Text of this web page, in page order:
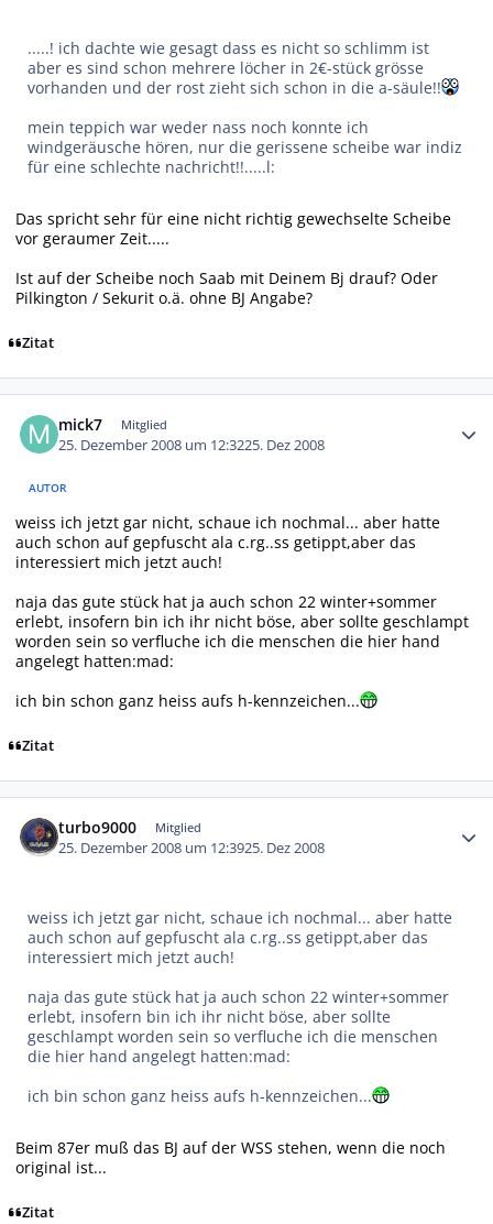
.....! ich dachte wie gesagt dass es nicht so schlimm ist
aber es sind schon mehrere löcher in 2€-stück grösse
vorhanden und der rost zieht sich schon in die a-säule!!
mein teppich war weder nass noch konnte ich
windgeräusche hören, nur die gerissene scheibe war indiz
für eine schlechte nachricht!!.....l:
Das spricht sehr für eine nicht richtig gewechselte Scheibe
vor geraumer Zeit.....
Ist auf der Scheibe noch Saab mit Deinem Bj drauf? Oder
Pilkington / Sekurit o.ä. ohne BJ Angabe?
Zitat
mick7 Mitglied
25. Dezember 2008 um 12:3225. Dez 2008
AUTOR
weiss ich jetzt gar nicht, schaue ich nochmal... aber hatte
auch schon auf gepfuscht ala c.rg..ss getippt,aber das
interessiert mich jetzt auch!
naja das gute stück hat ja auch schon 22 winter+sommer
erlebt, insofern bin ich ihr nicht böse, aber sollte geschlampt
worden sein so verfluche ich die menschen die hier hand
angelegt hatten:mad:
ich bin schon ganz heiss aufs h-kennzeichen...
Zitat
turbo9000 Mitglied
25. Dezember 2008 um 12:3925. Dez 2008
weiss ich jetzt gar nicht, schaue ich nochmal... aber hatte
auch schon auf gepfuscht ala c.rg..ss getippt,aber das
interessiert mich jetzt auch!
naja das gute stück hat ja auch schon 22 winter+sommer
erlebt, insofern bin ich ihr nicht böse, aber sollte
geschlampt worden sein so verfluche ich die menschen
die hier hand angelegt hatten:mad:
ich bin schon ganz heiss aufs h-kennzeichen...
Beim 87er muß das BJ auf der WSS stehen, wenn die noch
original ist...
Zitat